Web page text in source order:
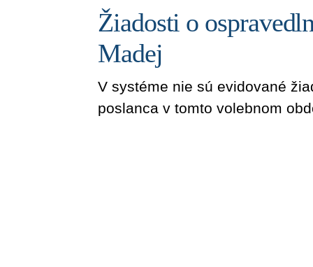
Žiadosti o
Madej
V systéme nie sú evidované
poslanca v tomto volebnom